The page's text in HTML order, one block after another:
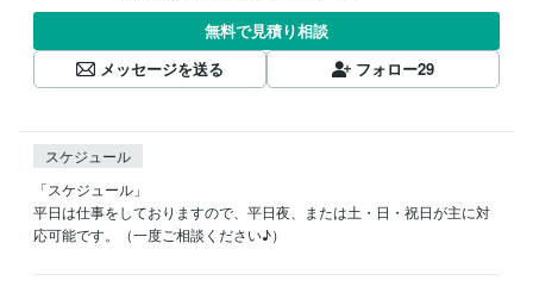
無料で見積り相談
メッセージを送る
フォロー29
スケジュール
「スケジュール」
平日は仕事をしておりますので、平日夜、または土・日・祝日が主に対
応可能です。（一度ご相談ください♪）